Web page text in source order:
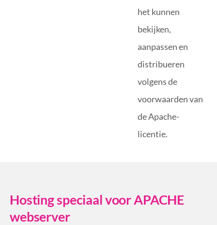
het kunnen
bekijken,
aanpassen en
distribueren
volgens de
voorwaarden van
de Apache-
licentie.
Hosting speciaal voor APACHE
webserver